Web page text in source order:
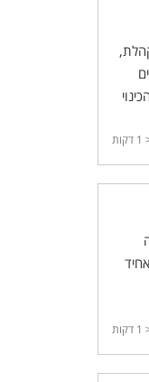
דקות
דקות